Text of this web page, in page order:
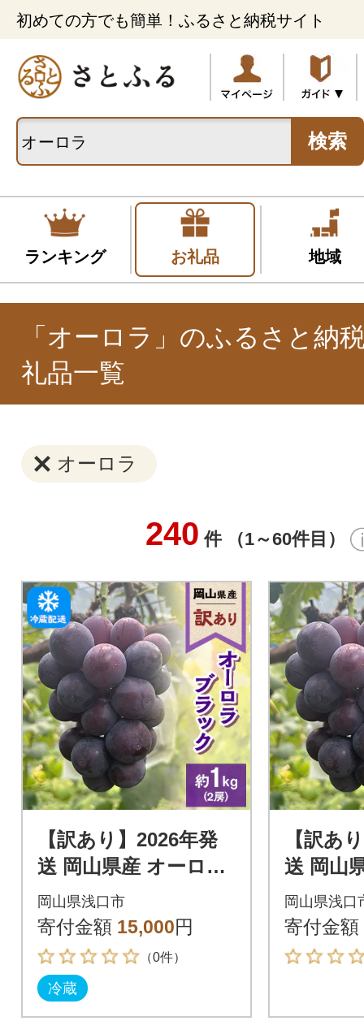
初めての方でも簡単！ふるさと納税サイト
検索
ランキング お礼品 地域
「オーロラ」のふるさと納
礼品一覧
オーロラ
240 件 （1～60件目）
【訳あり】2026年発
送 岡山県産 オーロラ
ブラック2房 合計約1k
g 冷蔵配送
岡山県浅口市
寄付金額 15,000円
（0件）
冷蔵
【訳あ
送 岡山
ブラッ
g 常温
岡山県浅口
寄付金額